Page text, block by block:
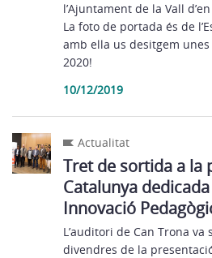
l’Ajuntament de la Vall
La foto de portada és de
amb ella us desitgem
2020!
10/12/2019
Actualitat
Tret de sortida a la
Catalunya
Innovació
L’auditori de Can Trona va
divendres de la